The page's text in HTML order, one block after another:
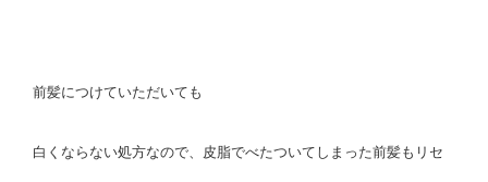
前髪につけていただいても
白くならない処方なので、皮脂でべたついてしまった前髪もリセ